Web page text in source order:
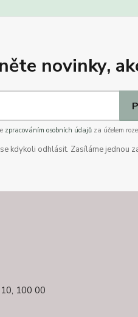
novinky,
zpracováním osobních údajůza účelem
kdykoli odhlásit. Zasíláme jednou
100 00